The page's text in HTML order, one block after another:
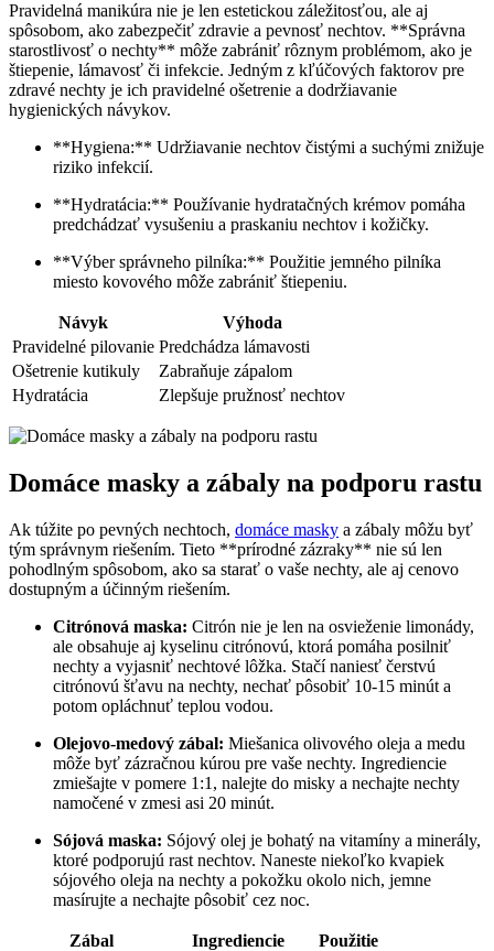
Pravidelná manikúra nie je len estetickou záležitosťou, ale aj
spôsobom, ako zabezpečiť zdravie a pevnosť nechtov. **Správna
starostlivosť o nechty** môže zabrániť rôznym problémom, ako je
štiepenie, lámavosť či infekcie. Jedným z kľúčových faktorov pre
zdravé nechty je ich pravidelné ošetrenie a dodržiavanie
hygienických návykov.
**Hygiena:** Udržiavanie nechtov čistými a suchými znižuje
riziko infekcií.
**Hydratácia:** Používanie hydratačných krémov pomáha
predchádzať vysušeniu a praskaniu nechtov i kožičky.
**Výber správneho pilníka:** Použitie jemného pilníka
miesto kovového môže zabrániť štiepeniu.
Návyk
Výhoda
Pravidelné pilovanie Predchádza lámavosti
Ošetrenie kutikuly
Zabraňuje zápalom
Hydratácia
Zlepšuje pružnosť nechtov
Domáce masky a zábaly na podporu rastu
Ak túžite po pevných nechtoch, domáce masky a zábaly môžu byť
tým správnym riešením. Tieto **prírodné zázraky** nie sú len
pohodlným spôsobom, ako sa starať o vaše nechty, ale aj cenovo
dostupným a účinným riešením.
Citrónová maska: Citrón nie je len na osvieženie limonády,
ale obsahuje aj kyselinu citrónovú, ktorá pomáha posilniť
nechty a vyjasniť nechtové lôžka. Stačí naniesť čerstvú
citrónovú šťavu na nechty, nechať pôsobiť 10-15 minút a
potom opláchnuť teplou vodou.
Olejovo-medový zábal: Miešanica olivového oleja a medu
môže byť zázračnou kúrou pre vaše nechty. Ingrediencie
zmiešajte v pomere 1:1, nalejte do misky a nechajte nechty
namočené v zmesi asi 20 minút.
Sójová maska: Sójový olej je bohatý na vitamíny a minerály,
ktoré podporujú rast nechtov. Naneste niekoľko kvapiek
sójového oleja na nechty a pokožku okolo nich, jemne
masírujte a nechajte pôsobiť cez noc.
Zábal Ingrediencie
Použitie